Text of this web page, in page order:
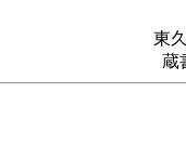
東
蔵